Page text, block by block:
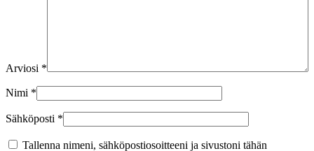
Arviosi *
Nimi *
Sähköposti *
Tallenna nimeni, sähköpostiosoitteeni ja sivustoni tähän